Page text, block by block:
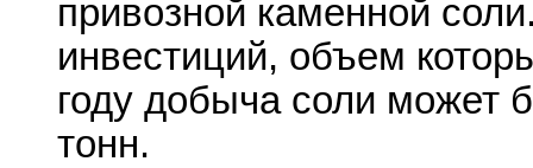
привозной каменной
инвестиций, объем
году добыча соли может
тонн.